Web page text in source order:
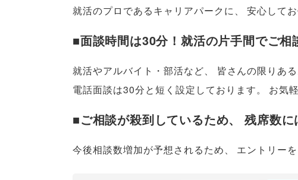
就活のプロであるキャリアパークに、 安心して
■面談時間は30分！就活の片手間でご相
就活やアルバイト・部活など、 皆さんの限りあ
電話面談は30分と短く設定しております。 お気
■ご相談が殺到しているため、 残席数
今後相談数増加が予想されるため、 エントリー